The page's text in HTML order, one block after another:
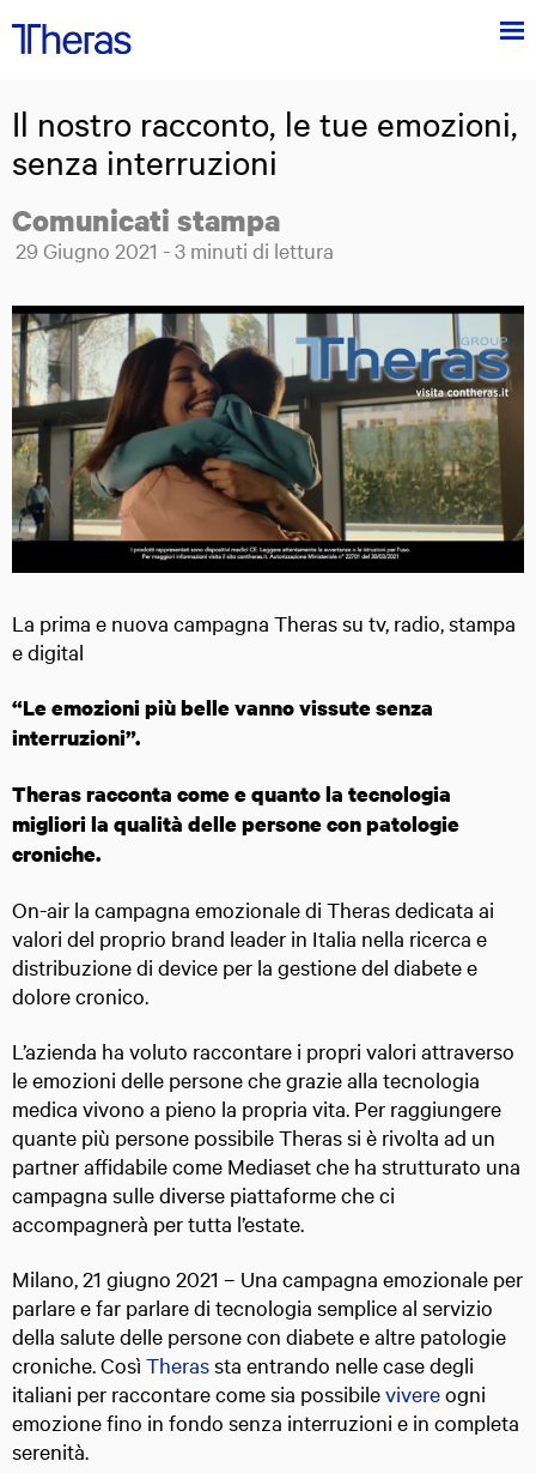
Group
Theras Group al centro dell'innovazione tecnologica in ambito medico
Menu
Il nostro racconto, le tue emozioni,
senza interruzioni
Comunicati stampa
Posted on:
29 Giugno 2021 -3 minuti di lettura
La prima e nuova campagna Theras su tv, radio, stampa
e digital
“Le emozioni più belle vanno vissute senza
interruzioni”.
Theras racconta come e quanto la tecnologia
migliori la qualità delle persone con patologie
croniche.
On-air la campagna emozionale di Theras dedicata ai
valori del proprio brand leader in Italia nella ricerca e
distribuzione di device per la gestione del diabete e
dolore cronico.
L’azienda ha voluto raccontare i propri valori attraverso
le emozioni delle persone che grazie alla tecnologia
medica vivono a pieno la propria vita. Per raggiungere
quante più persone possibile Theras si è rivolta ad un
partner affidabile come Mediaset che ha strutturato una
campagna sulle diverse piattaforme che ci
accompagnerà per tutta l’estate.
Milano, 21 giugno 2021 – Una campagna emozionale per
parlare e far parlare di tecnologia semplice al servizio
della salute delle persone con diabete e altre patologie
croniche. Così Therassta entrando nelle case degli
italiani per raccontare come sia possibilevivereogni
emozione fino in fondo senza interruzioni e in completa
serenità.